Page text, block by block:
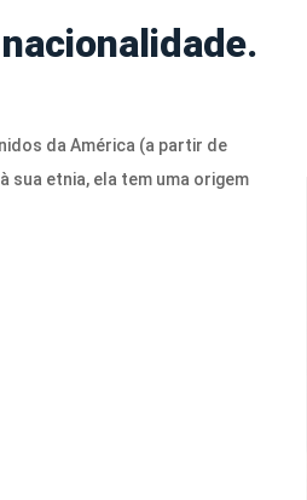
da América (a partir de
sua etnia, ela tem uma origem